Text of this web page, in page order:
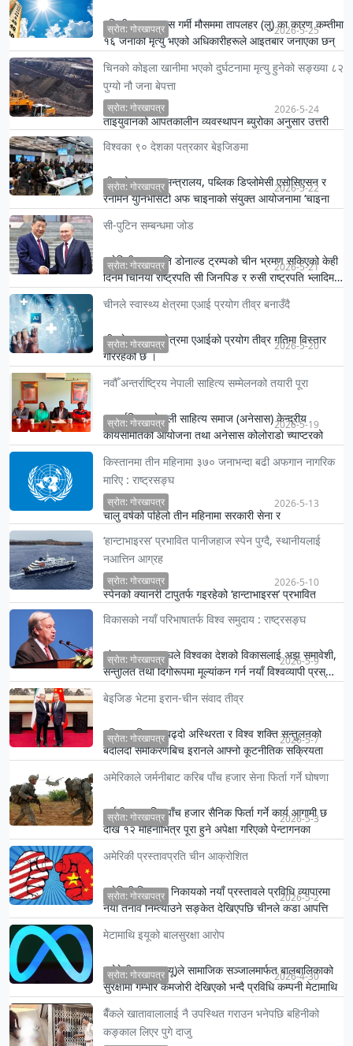
दक्षिणी भारतमा यस गर्मी मौसममा तापलहर (लु) का कारण कम्तीमा
१६ जनाको मृत्यु भएको अधिकारीहरूले आइतबार जनाएका छन्
स्रोत: गोरखापत्र 2026-5-25
चिनको कोइला खानीमा भएको दुर्घटनामा मृत्यु हुनेको सङ्ख्या ८२
पुग्यो नौ जना बेपत्ता
ताइयुवानको आपतकालीन व्यवस्थापन ब्युरोका अनुसार उत्तरी
चीनको साङ्सी प्रान्तमा भएको कोइला खानी दुर्घटनामा ८२
जनाको मृत्…
स्रोत: गोरखापत्र 2026-5-24
विश्वका ९० देशका पत्रकार बेइजिङमा
चीनको परराष्ट्र मन्त्रालय, पब्लिक डिप्लोमेसी एसोसिएसन र
रनमिन युनिभर्सिटी अफ चाइनाको संयुक्त आयोजनामा ‘चाइना
स्रोत: गोरखापत्र 2026-5-22
सी-पुटिन सम्बन्धमा जोड
अमेरिकी राष्ट्रपति डोनाल्ड ट्रम्पको चीन भ्रमण सकिएको केही
दिनमै चिनियाँ राष्ट्रपति सी जिनपिङ र रुसी राष्ट्रपति भ्लादिम…
स्रोत: गोरखापत्र 2026-5-21
चीनले स्वास्थ्य क्षेत्रमा एआई प्रयोग तीव्र बनाउँदै
चीनले स्वास्थ्य क्षेत्रमा एआईको प्रयोग तीव्र गतिमा विस्तार
गरिरहेको छ ।
स्रोत: गोरखापत्र 2026-5-20
नवौँ अन्तर्राष्ट्रिय नेपाली साहित्य सम्मेलनको तयारी पूरा
अन्तर्राष्ट्रिय नेपाली साहित्य समाज (अनेसास) केन्द्रीय
कार्यसमितिको आयोजना तथा अनेसास कोलोराडो च्याप्टरको
स्रोत: गोरखापत्र 2026-5-19
किस्तानमा तीन महिनामा ३७० जनाभन्दा बढी अफगान नागरिक
मारिए : राष्ट्रसङ्घ
चालु वर्षको पहिलो तीन महिनामा सरकारी सेना र
पाकिस्तानबिचको द्वन्द्वमा कम्तिमा ३७२ जना अफगान नागरिक
मारिएको संयुक्त राष…
स्रोत: गोरखापत्र 2026-5-13
‘हान्टाभाइरस’ प्रभावित पानीजहाज स्पेन पुग्दै, स्थानीयलाई
नआत्तिन आग्रह
स्पेनको क्यानरी टापुतर्फ गइरहेको ‘हान्टाभाइरस’ प्रभावित
पानीजहाजका विषयमा विश्व स्वास्थ्य सङ्गठनका प्रमुख टेड्रोस
अध…
स्रोत: गोरखापत्र 2026-5-10
विकासको नयाँ परिभाषातर्फ विश्व समुदाय : राष्ट्रसङ्घ
संयुक्त राष्ट्रसङ्घले विश्वका देशको विकासलाई अझ समावेशी,
सन्तुलित तथा दिगोरूपमा मूल्यांकन गर्न नयाँ विश्वव्यापी प्रस्…
स्रोत: गोरखापत्र 2026-5-9
बेइजिङ भेटमा इरान-चीन संवाद तीव्र
पश्चिम एसियामा बढ्दो अस्थिरता र विश्व शक्ति सन्तुलनको
बदलिँदो समीकरणबिच इरानले आफ्नो कूटनीतिक सक्रियता
स्रोत: गोरखापत्र 2026-5-7
अमेरिकाले जर्मनीबाट करिब पाँच हजार सेना फिर्ता गर्ने घोषणा
जर्मनीबाट करिब पाँच हजार सैनिक फिर्ता गर्ने कार्य आगामी छ
देखि १२ महिनाभित्र पूरा हुने अपेक्षा गरिएको पेन्टागनका
स्रोत: गोरखापत्र 2026-5-3
अमेरिकी प्रस्तावप्रति चीन आक्रोशित
अमेरिकी नियामक निकायको नयाँ प्रस्तावले प्रविधि व्यापारमा
नयाँ तनाव निम्त्याउने सङ्केत देखिएपछि चीनले कडा आपत्ति
स्रोत: गोरखापत्र 2026-5-2
मेटामाथि इयूको बालसुरक्षा आरोप
युरोपेली सङ्घ (इयू)ले सामाजिक सञ्जालमार्फत बालबालिकाको
सुरक्षामा गम्भीर कमजोरी देखिएको भन्दै प्रविधि कम्पनी मेटामाथि
स्रोत: गोरखापत्र 2026-4-30
बैँकले खातावालालाई नै उपस्थित गराउन भनेपछि बहिनीको
कङ्काल लिएर पुगे दाजु